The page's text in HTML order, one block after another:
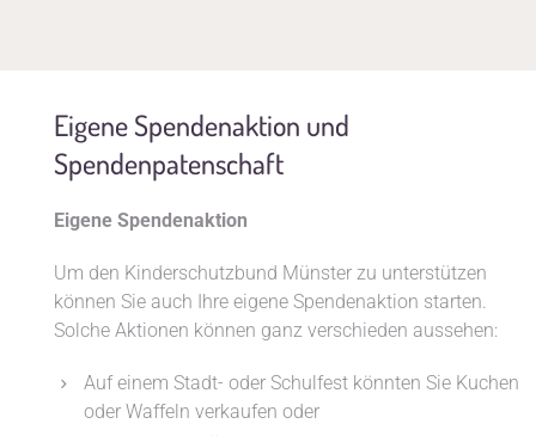
Eigene Spendenaktion und
Spendenpatenschaft
Eigene Spendenaktion
Um den Kinderschutzbund Münster zu unterstützen
können Sie auch Ihre eigene Spendenaktion starten.
Solche Aktionen können ganz verschieden aussehen:
Auf einem Stadt- oder Schulfest könnten Sie Kuchen
oder Waffeln verkaufen oder